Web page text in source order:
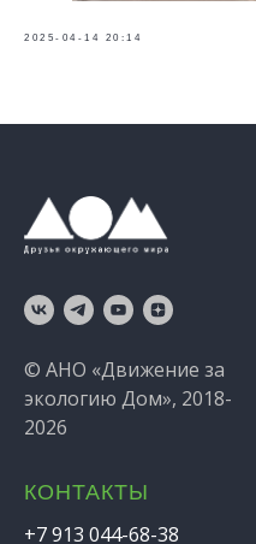
2025-04-14 20:14
© АНО «Движение за
экологию Дом», 2018-
2026
КОНТАКТЫ
+7 913 044-68-38